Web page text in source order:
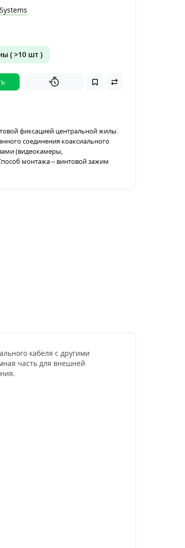
( >10 шт )
фиксацией центральной жилы.
соединения коаксиального
(видеокамеры,
монтажа – винтовой зажим
кабеля с другими
часть для внешней